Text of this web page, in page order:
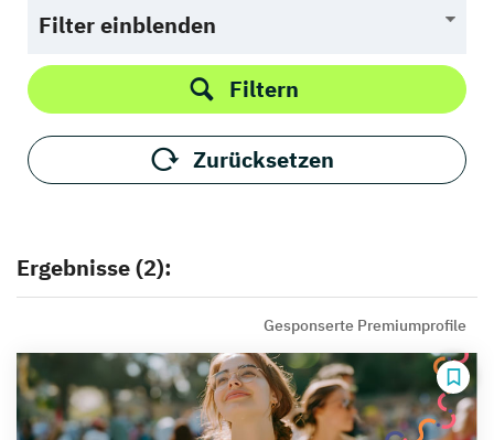
Filter einblenden
Filtern
Zurücksetzen
Ergebnisse (2):
Gesponserte Premiumprofile